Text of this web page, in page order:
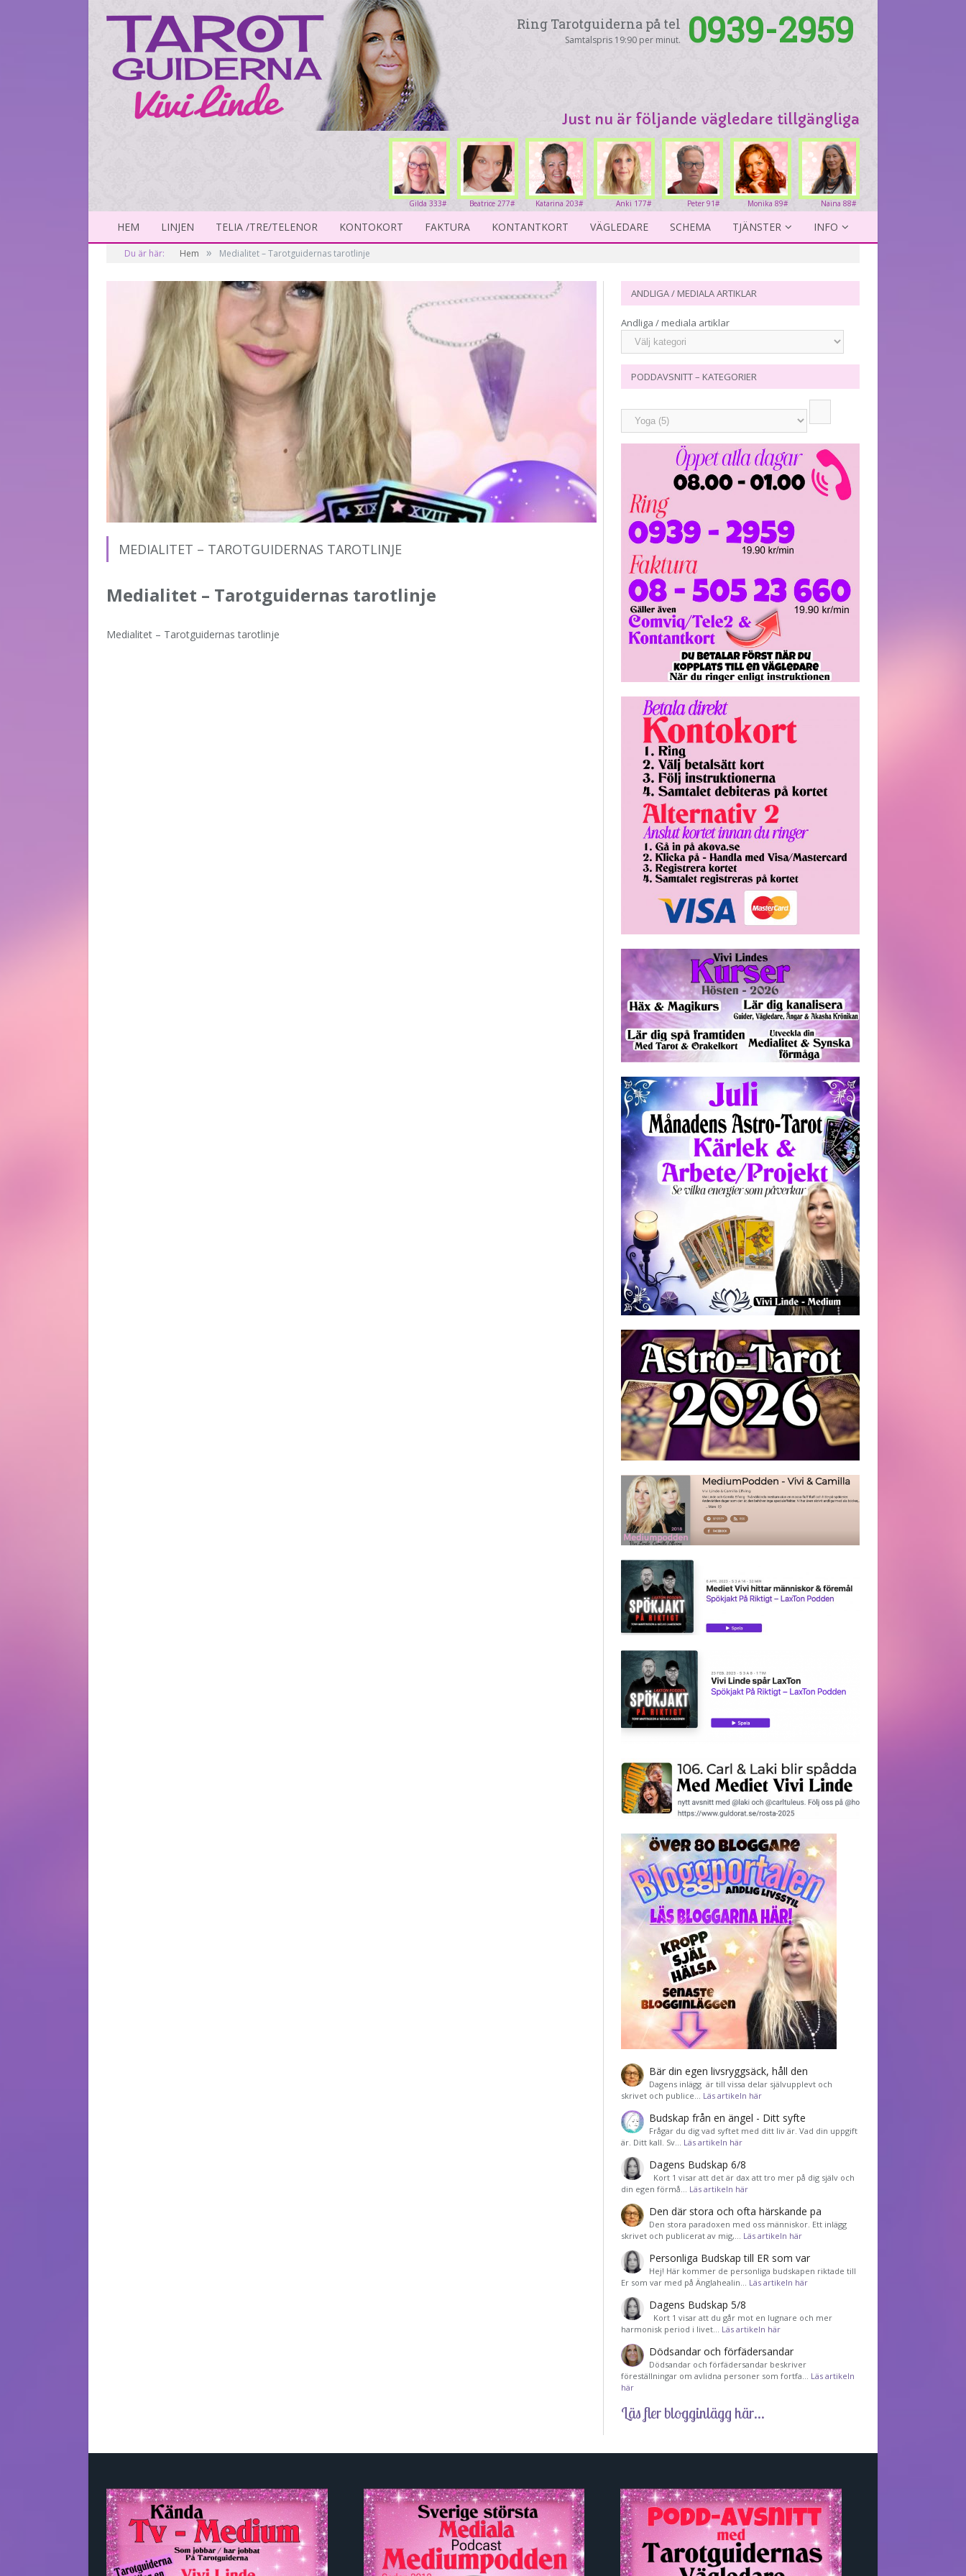
Ring Tarotguiderna på tel
Samtalspris 19:90 per minut. 0939-2959
Just nu är följande vägledare tillgängliga
Naina 88#
Monika 89#
Peter 91#
Anki 177#
Katarina 203#
Beatrice 277#
Gilda 333#
HEM LINJEN TELIA /TRE/TELENOR KONTOKORT FAKTURA KONTANTKORT VÄGLEDARE SCHEMA TJÄNSTER INFO
Du är här: Hem » Medialitet – Tarotguidernas tarotlinje
MEDIALITET – TAROTGUIDERNAS TAROTLINJE
Medialitet – Tarotguidernas tarotlinje
Medialitet – Tarotguidernas tarotlinje
ANDLIGA / MEDIALA ARTIKLAR
Andliga / mediala artiklar
PODDAVSNITT – KATEGORIER
Bär din egen livsryggsäck, håll den
Dagens inlägg är till vissa delar självupplevt och
skrivet och publice… Läs artikeln här
Budskap från en ängel - Ditt syfte
Frågar du dig vad syftet med ditt liv är. Vad din uppgift
är. Ditt kall. Sv… Läs artikeln här
Dagens Budskap 6/8
Kort 1 visar att det är dax att tro mer på dig själv och
din egen förmå… Läs artikeln här
Den där stora och ofta härskande pa
Den stora paradoxen med oss människor. Ett inlägg
skrivet och publicerat av mig,… Läs artikeln här
Personliga Budskap till ER som var
Hej! Här kommer de personliga budskapen riktade till
Er som var med på Änglahealin… Läs artikeln här
Dagens Budskap 5/8
Kort 1 visar att du går mot en lugnare och mer
harmonisk period i livet… Läs artikeln här
Dödsandar och förfädersandar
Dödsandar och förfädersandar beskriver
föreställningar om avlidna personer som fortfa… Läs artikeln
här
Läs fler blogginlägg här...